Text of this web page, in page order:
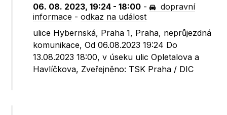
06. 08. 2023, 19:24 - 18:00 -
dopravní
informace -odkaz na událost
ulice Hybernská, Praha 1, Praha, neprůjezdná
komunikace, Od 06.08.2023 19:24 Do
13.08.2023 18:00, v úseku ulic Opletalova a
Havlíčkova, Zveřejněno: TSK Praha / DIC